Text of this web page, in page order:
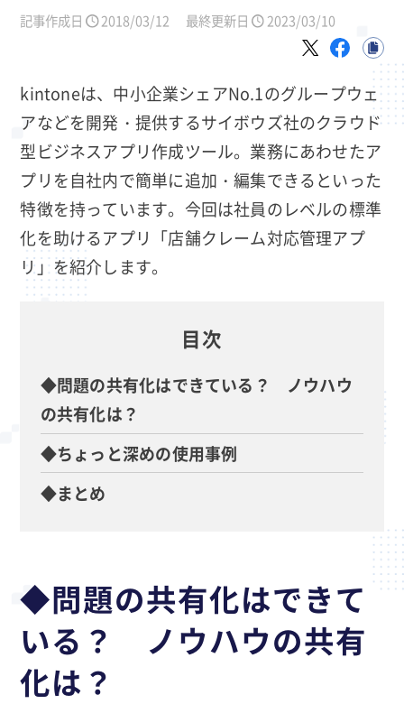
記事作成日 2018/03/12 最終更新日 2023/03/10
kintoneは、中小企業シェアNo.1のグループウェ
アなどを開発・提供するサイボウズ社のクラウド
型ビジネスアプリ作成ツール。業務にあわせたア
プリを自社内で簡単に追加・編集できるといった
特徴を持っています。今回は社員のレベルの標準
化を助けるアプリ「店舗クレーム対応管理アプ
リ」を紹介します。
目次
◆問題の共有化はできている？ ノウハウ
の共有化は？
◆ちょっと深めの使用事例
◆まとめ
◆問題の共有化はできて
いる？ ノウハウの共有
化は？